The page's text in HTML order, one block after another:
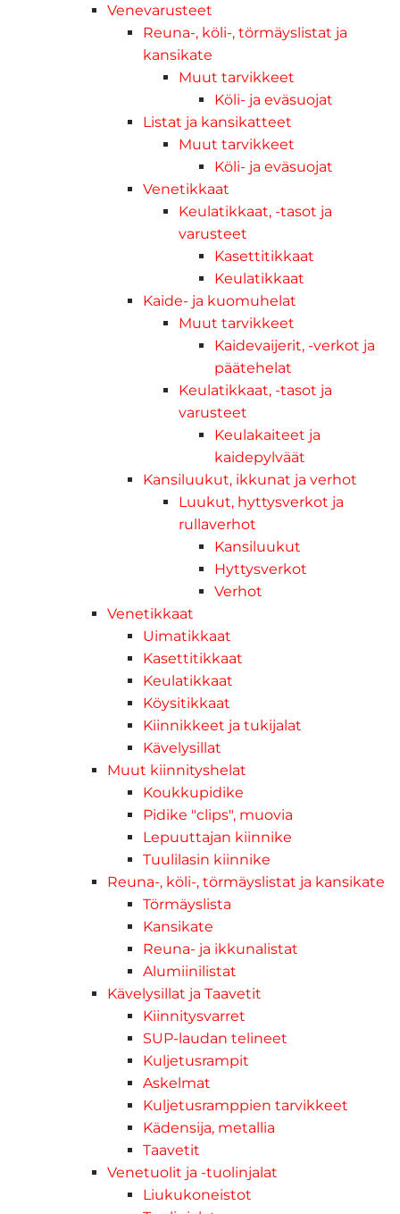
Venevarusteet
Reuna-, köli-, törmäyslistat ja
kansikate
Muut tarvikkeet
Köli- ja eväsuojat
Listat ja kansikatteet
Muut tarvikkeet
Köli- ja eväsuojat
Venetikkaat
Keulatikkaat, -tasot ja
varusteet
Kasettitikkaat
Keulatikkaat
Kaide- ja kuomuhelat
Muut tarvikkeet
Kaidevaijerit, -verkot ja
päätehelat
Keulatikkaat, -tasot ja
varusteet
Keulakaiteet ja
kaidepylväät
Kansiluukut, ikkunat ja verhot
Luukut, hyttysverkot ja
rullaverhot
Kansiluukut
Hyttysverkot
Verhot
Venetikkaat
Uimatikkaat
Kasettitikkaat
Keulatikkaat
Köysitikkaat
Kiinnikkeet ja tukijalat
Kävelysillat
Muut kiinnityshelat
Koukkupidike
Pidike "clips", muovia
Lepuuttajan kiinnike
Tuulilasin kiinnike
Reuna-, köli-, törmäyslistat ja kansikate
Törmäyslista
Kansikate
Reuna- ja ikkunalistat
Alumiinilistat
Kävelysillat ja Taavetit
Kiinnitysvarret
SUP-laudan telineet
Kuljetusrampit
Askelmat
Kuljetusramppien tarvikkeet
Kädensija, metallia
Taavetit
Venetuolit ja -tuolinjalat
Liukukoneistot